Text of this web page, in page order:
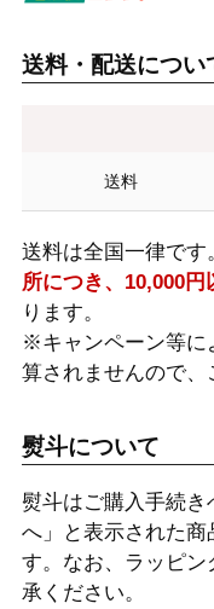
送料・配送につい
送料
送料は全国一律です
所につき、10,000円
ります。
※キャンペーン等に
算されませんので、
熨斗について
熨斗はご購入手続き
へ」と表示された商
す。なお、ラッピン
承ください。